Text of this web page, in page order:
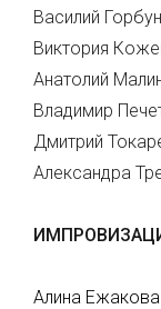
Василий
Виктория
Анатолий
Владимир
Дмитрий
Александра
Алина Ежакова